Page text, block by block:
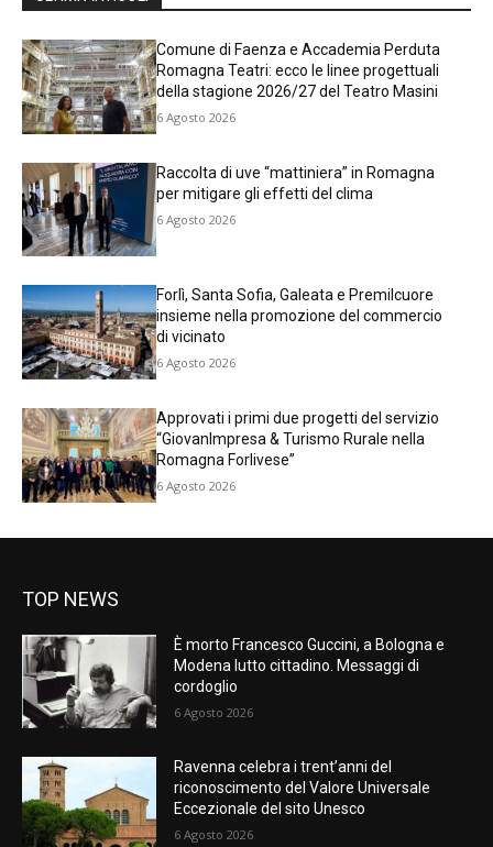
Comune di Faenza e Accademia Perduta
Romagna Teatri: ecco le linee progettuali
della stagione 2026/27 del Teatro Masini
6 Agosto 2026
Raccolta di uve “mattiniera” in Romagna
per mitigare gli effetti del clima
6 Agosto 2026
Forlì, Santa Sofia, Galeata e Premilcuore
insieme nella promozione del commercio
di vicinato
6 Agosto 2026
Approvati i primi due progetti del servizio
“GiovanImpresa & Turismo Rurale nella
Romagna Forlivese”
6 Agosto 2026
TOP NEWS
È morto Francesco Guccini, a Bologna e
Modena lutto cittadino. Messaggi di
cordoglio
6 Agosto 2026
Ravenna celebra i trent’anni del
riconoscimento del Valore Universale
Eccezionale del sito Unesco
6 Agosto 2026